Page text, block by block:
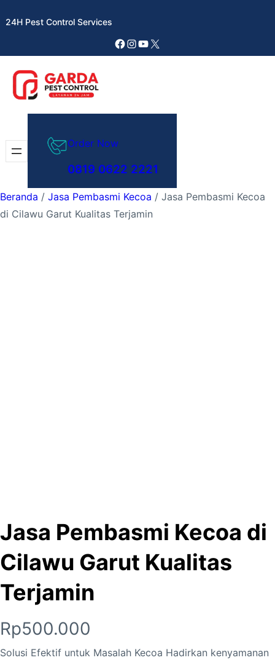
ke24H Pest Control Services
Facebook
Instagram
YouTube
X
Order Now
0819 0622 2221
Beranda / Jasa Pembasmi Kecoa / Jasa Pembasmi Kecoa
di Cilawu Garut Kualitas Terjamin
Jasa Pembasmi Kecoa di
Cilawu Garut Kualitas
Terjamin
Rp500.000
Solusi Efektif untuk Masalah Kecoa Hadirkan kenyamanan